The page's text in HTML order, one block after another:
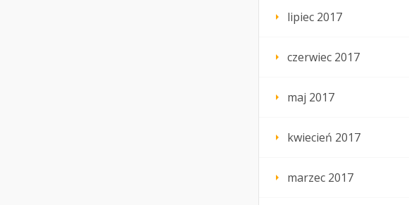
lipiec 2017
czerwiec 2017
maj 2017
kwiecień 2017
marzec 2017